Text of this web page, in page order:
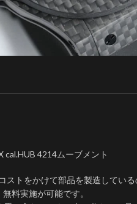
拡大
cal.HUB 4214ムーブメント
トをかけて部品を製造している
料実施が可能です。